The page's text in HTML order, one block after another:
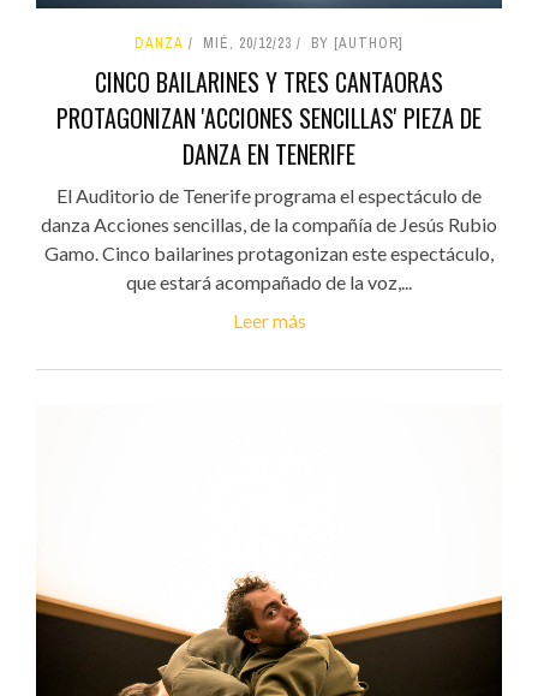
DANZA MIÉ, 20/12/23 BY [AUTHOR]
CINCO BAILARINES Y TRES CANTAORAS
PROTAGONIZAN 'ACCIONES SENCILLAS' PIEZA DE
DANZA EN TENERIFE
El Auditorio de Tenerife programa el espectáculo de
danza Acciones sencillas, de la compañía de Jesús Rubio
Gamo. Cinco bailarines protagonizan este espectáculo,
que estará acompañado de la voz,...
Leer más